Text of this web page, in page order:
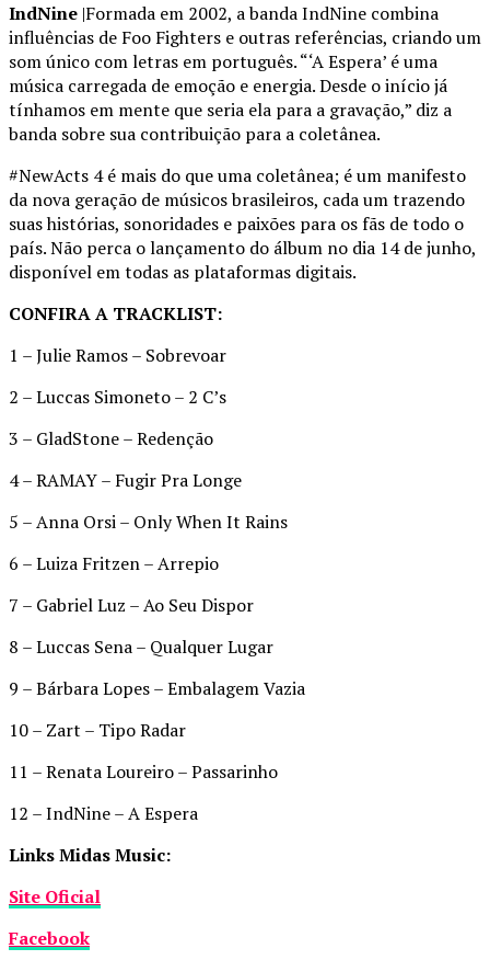
IndNine |Formada em 2002, a banda IndNine combina
influências de Foo Fighters e outras referências, criando um
som único com letras em português. “‘A Espera’ é uma
música carregada de emoção e energia. Desde o início já
tínhamos em mente que seria ela para a gravação,” diz a
banda sobre sua contribuição para a coletânea.
#NewActs 4 é mais do que uma coletânea; é um manifesto
da nova geração de músicos brasileiros, cada um trazendo
suas histórias, sonoridades e paixões para os fãs de todo o
país. Não perca o lançamento do álbum no dia 14 de junho,
disponível em todas as plataformas digitais.
CONFIRA A TRACKLIST:
1 – Julie Ramos – Sobrevoar
2 – Luccas Simoneto – 2 C’s
3 – GladStone – Redenção
4 – RAMAY – Fugir Pra Longe
5 – Anna Orsi – Only When It Rains
6 – Luiza Fritzen – Arrepio
7 – Gabriel Luz – Ao Seu Dispor
8 – Luccas Sena – Qualquer Lugar
9 – Bárbara Lopes – Embalagem Vazia
10 – Zart – Tipo Radar
11 – Renata Loureiro – Passarinho
12 – IndNine – A Espera
Links Midas Music:
Site Oficial
Facebook